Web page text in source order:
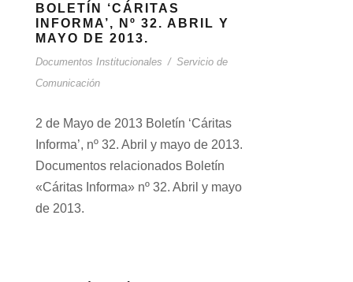
BOLETÍN ‘CÁRITAS
INFORMA’, Nº 32. ABRIL Y
MAYO DE 2013.
Documentos Institucionales / Servicio de
Comunicación
2 de Mayo de 2013 Boletín ‘Cáritas
Informa’, nº 32. Abril y mayo de 2013.
Documentos relacionados Boletín
«Cáritas Informa» nº 32. Abril y mayo
de 2013.